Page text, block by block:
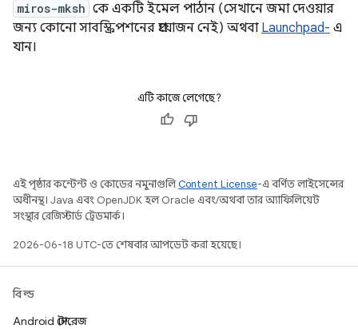
miros-mksh কে একটি ইমেল পাঠান (সেখানে জমা দেওয়ার
জন্য কোনো সাবস্ক্রিপশনের প্রয়োজন নেই) অথবা Launchpad- এ
যান।
এটি কাজে লেগেছে?
এই পৃষ্ঠার কন্টেন্ট ও কোডের নমুনাগুলিContent License-এ বর্ণিত লাইসেন্সের
অধীনস্থ। Java এবং OpenJDK হল Oracle এবং/অথবা তার অ্যাফিলিয়েট
সংস্থার রেজিস্টার্ড ট্রেডমার্ক।
2026-06-18 UTC-তে শেষবার আপডেট করা হয়েছে।
বিল্ড
Android স্টোরেজ